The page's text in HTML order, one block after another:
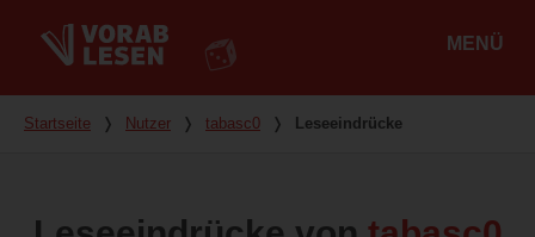
MENÜ
Du bist hier
Startseite ❭ Nutzer ❭ tabasc0 ❭ Leseeindrücke